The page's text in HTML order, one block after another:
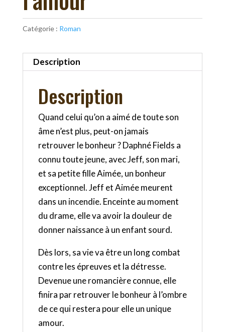
Catégorie : Roman
Description
Description
Quand celui qu’on a aimé de toute son
âme n’est plus, peut-on jamais
retrouver le bonheur ? Daphné Fields a
connu toute jeune, avec Jeff, son mari,
et sa petite fille Aimée, un bonheur
exceptionnel. Jeff et Aimée meurent
dans un incendie. Enceinte au moment
du drame, elle va avoir la douleur de
donner naissance à un enfant sourd.
Dès lors, sa vie va être un long combat
contre les épreuves et la détresse.
Devenue une romancière connue, elle
finira par retrouver le bonheur à l’ombre
de ce qui restera pour elle un unique
amour.